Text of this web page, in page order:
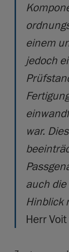
einem
jedoch
war.
auch die
Hinblick
Herr